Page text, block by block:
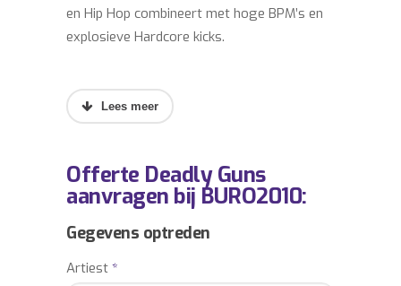
en Hip Hop combineert met hoge BPM’s en
explosieve Hardcore kicks.
Gunshow” en “The Chosen Ones”) domineert
keer op keer verbazen. Door zijn creaties
naar ’s werelds grootste podia te brengen,
is Deadly Guns geen vreemde in het
meeslepen van menigten naar ongekende
hoogtes met zijn verwoestende en brute
Offerte Deadly Guns
aanvragen bij BURO2010:
Gegevens optreden
Artiest *